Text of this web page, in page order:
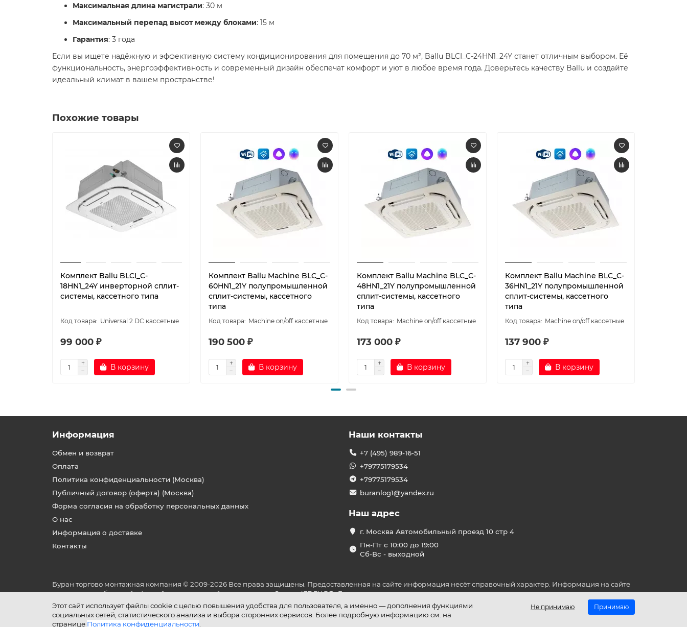
Максимальная длина магистрали: 30 м
Максимальный перепад высот между блоками: 15 м
Гарантия: 3 года
Если вы ищете надёжную и эффективную систему кондиционирования для помещения до 70 м², Ballu BLCI_C-24HN1_24Y станет отличным выбором. Её
функциональность, энергоэффективность и современный дизайн обеспечат комфорт и уют в любое время года. Доверьтесь качеству Ballu и создайте
идеальный климат в вашем пространстве!
Похожие товары
Комплект Ballu BLCI_C-
18HN1_24Y инверторной сплит-
системы, кассетного типа
Universal 2 DC кассетные
99 000 ₽
В корзину
Комплект Ballu Machine BLC_C-
60HN1_21Y полупромышленной
сплит-системы, кассетного
типа
Machine on/off кассетные
190 500 ₽
В корзину
Комплект Ballu Machine BLC_C-
48HN1_21Y полупромышленной
сплит-системы, кассетного
типа
Machine on/off кассетные
173 000 ₽
В корзину
Комплект Ballu Machine BLC_C-
36HN1_21Y полупромышленной
сплит-системы, кассетного
типа
Machine on/off кассетные
137 900 ₽
В корзину
Этот сайт использует файлы cookie с целью повышения удобства для пользователя, а именно — дополнения функциями
социальных сетей, статистического анализа и выбора сторонних сервисов. Более подробную информацию см. на
странице Политика конфиденциальности
Не принимаю Принимаю
Информация
Обмен и возврат
Оплата
Политика конфиденциальности (Москва)
Публичный договор (оферта) (Москва)
Форма согласия на обработку персональных данных
О нас
Информация о доставке
Контакты
Наши контакты
+7 (495) 989-16-51
+79775179534
+79775179534
buranlog1@yandex.ru
Наш адрес
г. Москва Автомобильный проезд 10 стр 4
Пн-Пт с 10:00 до 19:00
Сб-Вс - выходной
Буран торгово монтажная компания © 2009-2026 Все права защищены. Предоставленная на сайте информация несёт справочный характер. Информация на сайте
не является публичной офертой, определяемой положениями Статьи 437 ГК РФ. До оплаты товара удостоверьтесь во всех для вас важных характеристиках в товаре
и условиях его эксплуатации.